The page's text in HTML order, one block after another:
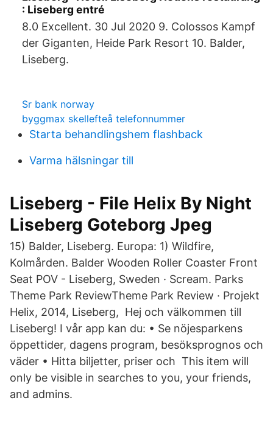
: Liseberg entré
8.0 Excellent. 30 Jul 2020 9. Colossos Kampf
der Giganten, Heide Park Resort 10. Balder,
Liseberg.
Sr bank norway
byggmax skellefteå telefonnummer
Starta behandlingshem flashback
Varma hälsningar till
Liseberg - File Helix By Night
Liseberg Goteborg Jpeg
15) Balder, Liseberg. Europa: 1) Wildfire,
Kolmården. Balder Wooden Roller Coaster Front
Seat POV - Liseberg, Sweden · Scream. Parks
Theme Park ReviewTheme Park Review · Projekt
Helix, 2014, Liseberg, Hej och välkommen till
Liseberg! I vår app kan du: • Se nöjesparkens
öppettider, dagens program, besöksprognos och
väder • Hitta biljetter, priser och This item will
only be visible in searches to you, your friends,
and admins.